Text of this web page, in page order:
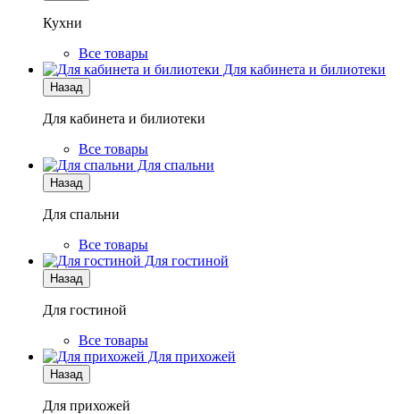
Кухни
Все товары
Для кабинета и билиотеки
Назад
Для кабинета и билиотеки
Все товары
Для спальни
Назад
Для спальни
Все товары
Для гостиной
Назад
Для гостиной
Все товары
Для прихожей
Назад
Для прихожей